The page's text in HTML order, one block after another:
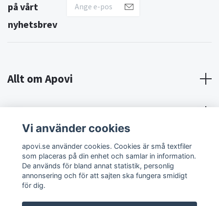
på vårt
nyhetsbrev
Allt om Apovi
Om Apovi
Sociala medier
Vi använder cookies
apovi.se använder cookies. Cookies är små textfiler
som placeras på din enhet och samlar in information.
De används för bland annat statistik, personlig
annonsering och för att sajten ska fungera smidigt
för dig.